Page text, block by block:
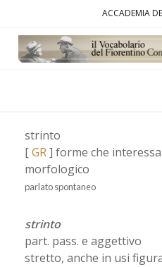
ACCADEMIA
strinto
[GR] forme che
morfologico
parlato spontaneo
strinto
part. pass. e aggettivo
stretto, anche in usi